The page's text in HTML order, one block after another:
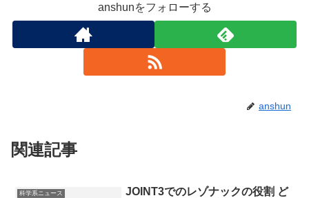
anshunをフォローする
anshun
関連記事
科学系ニュース
JOINT3でのレゾナックの役割 ど